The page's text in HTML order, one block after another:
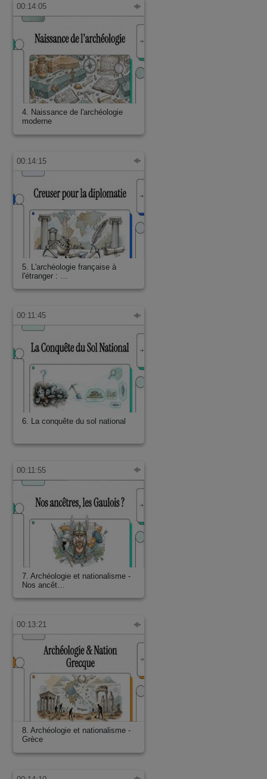
00:14:05
4. Naissance de l'archéologie
moderne
00:14:15
5. L'archéologie française à
l'étranger : …
00:11:45
6. La conquête du sol national
00:11:55
7. Archéologie et nationalisme -
Nos ancêt…
00:13:21
8. Archéologie et nationalisme -
Grèce